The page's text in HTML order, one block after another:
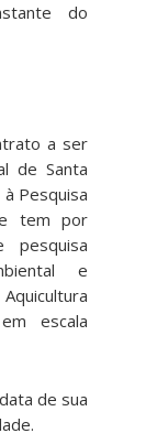
do
a ser
de Santa
à Pesquisa
tem por
e
escala
de sua